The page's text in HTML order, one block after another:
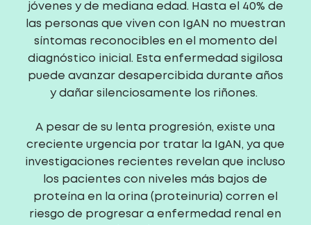
jóvenes y de mediana edad. Hasta el 40% de
las personas que viven con IgAN no muestran
síntomas reconocibles en el momento del
diagnóstico inicial. Esta enfermedad sigilosa
puede avanzar desapercibida durante años
y dañar silenciosamente los riñones.
A pesar de su lenta progresión, existe una
creciente urgencia por tratar la IgAN, ya que
investigaciones recientes revelan que incluso
los pacientes con niveles más bajos de
proteína en la orina (proteinuria) corren el
riesgo de progresar a enfermedad renal en